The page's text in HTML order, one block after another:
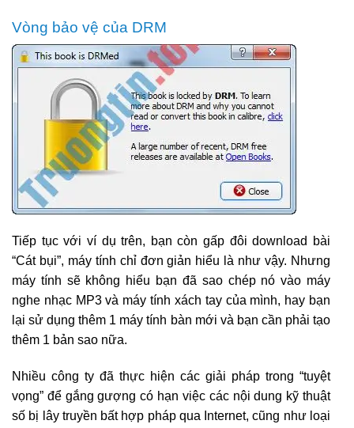
Vòng bảo vệ của DRM
Tiếp tục với ví dụ trên, bạn còn gấp đôi download bài
“Cát bụi”, máy tính chỉ đơn giản hiểu là như vậy. Nhưng
máy tính sẽ không hiểu bạn đã sao chép nó vào máy
nghe nhạc MP3 và máy tính xách tay của mình, hay bạn
lại sử dụng thêm 1 máy tính bàn mới và bạn cần phải tạo
thêm 1 bản sao nữa.
Nhiều công ty đã thực hiện các giải pháp trong “tuyệt
vọng” để gắng gượng có hạn việc các nội dung kỹ thuật
số bị lây truyền bất hợp pháp qua Internet, cũng như loại